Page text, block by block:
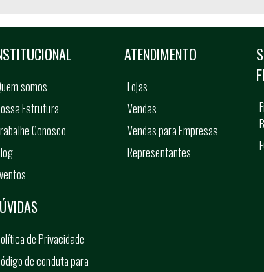
somos
Estrutura
Conosco
ATENDIMENTO
Lojas
Vendas
Vendas para Empresas
Representantes
de Privacidade
de conduta para